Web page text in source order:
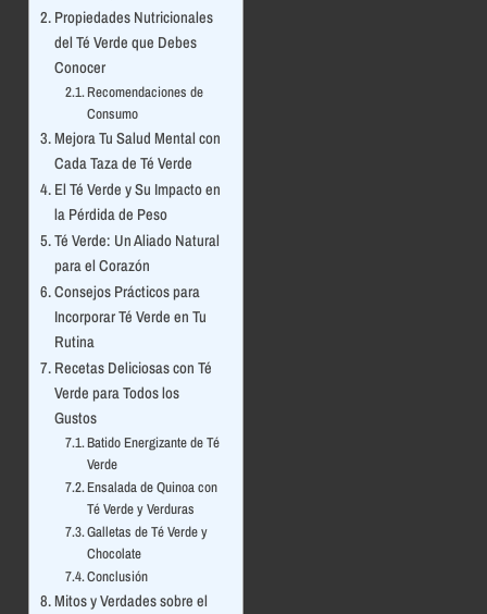
Propiedades Nutricionales
del Té Verde que Debes
Conocer
Recomendaciones de
Consumo
Mejora Tu Salud Mental con
Cada Taza de Té Verde
El Té Verde y Su Impacto en
la Pérdida de Peso
Té Verde: Un Aliado Natural
para el Corazón
Consejos Prácticos para
Incorporar Té Verde en Tu
Rutina
Recetas Deliciosas con Té
Verde para Todos los
Gustos
Batido Energizante de Té
Verde
Ensalada de Quinoa con
Té Verde y Verduras
Galletas de Té Verde y
Chocolate
Conclusión
Mitos y Verdades sobre el